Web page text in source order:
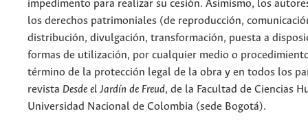
impedimento para realizar su cesión. Asimismo, los
los derechos patrimoniales (de reproducción,
distribución, divulgación, transformación, puesta a
formas de utilización, por cualquier medio o
término de la protección legal de la obra y en todos los
revista Desde el Jardín de Freud, de la Facultad de Ciencias
Universidad Nacional de Colombia (sede Bogotá).